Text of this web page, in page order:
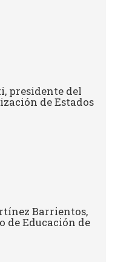
presidente del
de Estados
Barrientos,
de Educación de